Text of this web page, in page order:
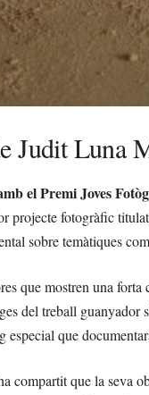
Judit Luna
el Premi Joves
projecte fotogràfic titulat
sobre temàtiques
que mostren una forta
del treball guanyador
que
compartit que la seva